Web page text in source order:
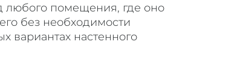
любого помещения, где оно
без необходимости
вариантах настенного